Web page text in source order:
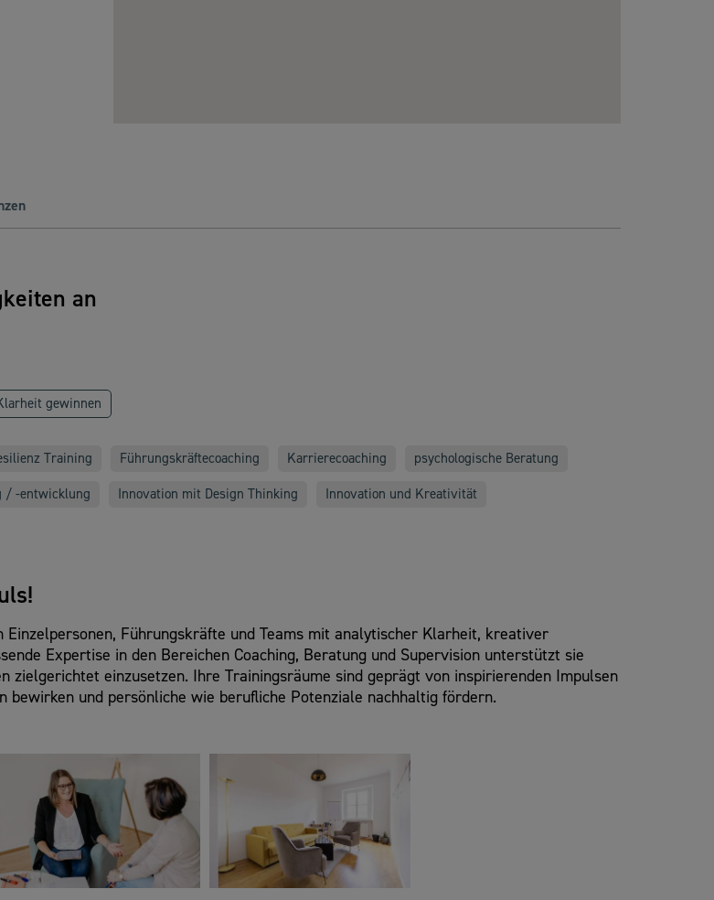
an
gewinnen
Training Führungskräftecoaching Karrierecoaching
psychologische Beratung
/ -entwicklung Innovation mit Design Thinking
Innovation und Kreativität
Führungskräfte und Teams mit analytischer Klarheit, kreativer
Expertise in den Bereichen Coaching, Beratung und Supervision unterstützt sie
zielgerichtet einzusetzen. Ihre Trainingsräume sind geprägt von inspirierenden Impulsen
und persönliche wie berufliche Potenziale nachhaltig fördern.